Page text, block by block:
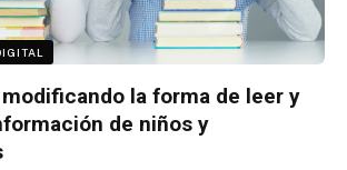
la forma de leer y
de niños y